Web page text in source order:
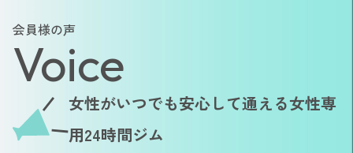
会員様の声
Voice
女性がいつでも安心して通える女性専
用24時間ジム